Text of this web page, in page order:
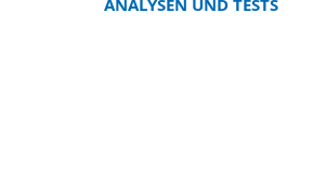
ANALYSEN UND TESTS